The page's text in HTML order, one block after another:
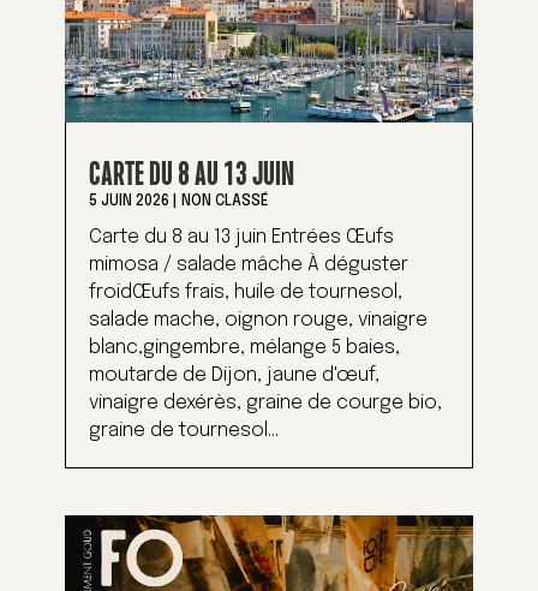
CARTE DU 8 AU 13 JUIN
5 JUIN 2026 NON CLASSÉ
Carte du 8 au 13 juin Entrées Œufs
mimosa / salade mâche À déguster
froidŒufs frais, huile de tournesol,
salade mache, oignon rouge, vinaigre
blanc,gingembre, mélange 5 baies,
moutarde de Dijon, jaune d'œuf,
vinaigre dexérès, graine de courge bio,
graine de tournesol...